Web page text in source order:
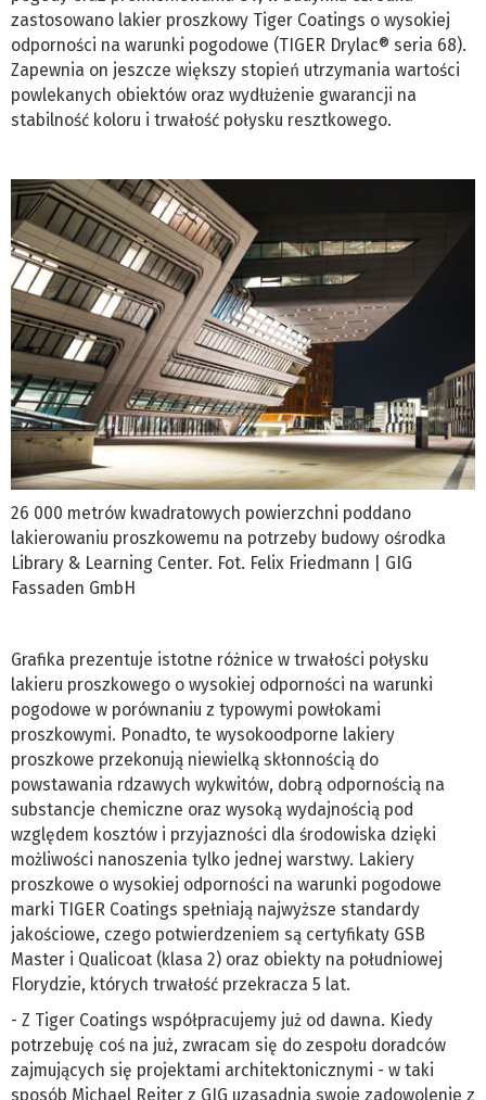
zastosowano lakier proszkowy Tiger Coatings o wysokiej
odporności na warunki pogodowe (TIGER Drylac® seria 68).
Zapewnia on jeszcze większy stopień utrzymania wartości
powlekanych obiektów oraz wydłużenie gwarancji na
stabilność koloru i trwałość połysku resztkowego.
26 000 metrów kwadratowych powierzchni poddano
lakierowaniu proszkowemu na potrzeby budowy ośrodka
Library & Learning Center. Fot. Felix Friedmann | GIG
Fassaden GmbH
Grafika prezentuje istotne różnice w trwałości połysku
lakieru proszkowego o wysokiej odporności na warunki
pogodowe w porównaniu z typowymi powłokami
proszkowymi. Ponadto, te wysokoodporne lakiery
proszkowe przekonują niewielką skłonnością do
powstawania rdzawych wykwitów, dobrą odpornością na
substancje chemiczne oraz wysoką wydajnością pod
względem kosztów i przyjazności dla środowiska dzięki
możliwości nanoszenia tylko jednej warstwy. Lakiery
proszkowe o wysokiej odporności na warunki pogodowe
marki TIGER Coatings spełniają najwyższe standardy
jakościowe, czego potwierdzeniem są certyfikaty GSB
Master i Qualicoat (klasa 2) oraz obiekty na południowej
Florydzie, których trwałość przekracza 5 lat.
- Z Tiger Coatings współpracujemy już od dawna. Kiedy
potrzebuję coś na już, zwracam się do zespołu doradców
zajmujących się projektami architektonicznymi - w taki
sposób Michael Reiter z GIG uzasadnia swoje zadowolenie z